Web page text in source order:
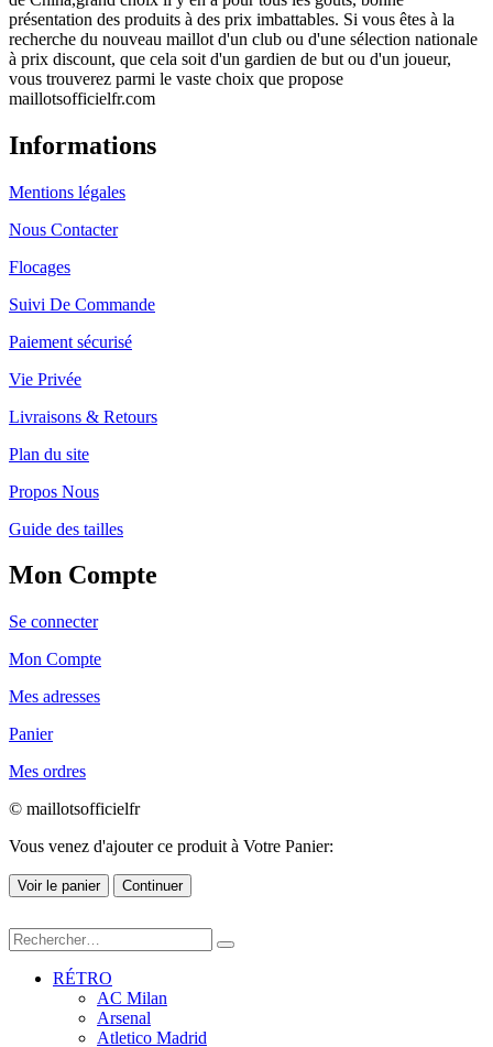
présentation des produits à des prix imbattables. Si vous êtes à la
recherche du nouveau maillot d'un club ou d'une sélection nationale
à prix discount, que cela soit d'un gardien de but ou d'un joueur,
vous trouverez parmi le vaste choix que propose
maillotsofficielfr.com
Informations
Mentions légales
Nous Contacter
Flocages
Suivi De Commande
Paiement sécurisé
Vie Privée
Livraisons & Retours
Plan du site
Propos Nous
Guide des tailles
Mon Compte
Se connecter
Mon Compte
Mes adresses
Panier
Mes ordres
© maillotsofficielfr
Vous venez d'ajouter ce produit à Votre Panier:
Voir le panier Continuer
RÉTRO
AC Milan
Arsenal
Atletico Madrid